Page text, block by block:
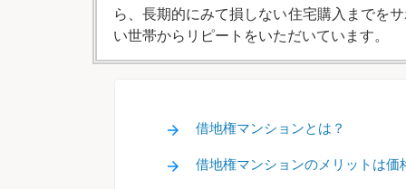
ら、長期的にみて損しない住宅購入までを
い世帯からリピートをいただいています。
借地権マンションとは？
借地権マンションのメリットは価